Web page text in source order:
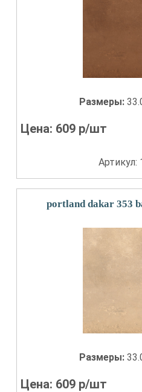
Размеры:
Цена: 609 р/шт
Артикул:
portland dakar 353
Размеры:
Цена: 609 р/шт